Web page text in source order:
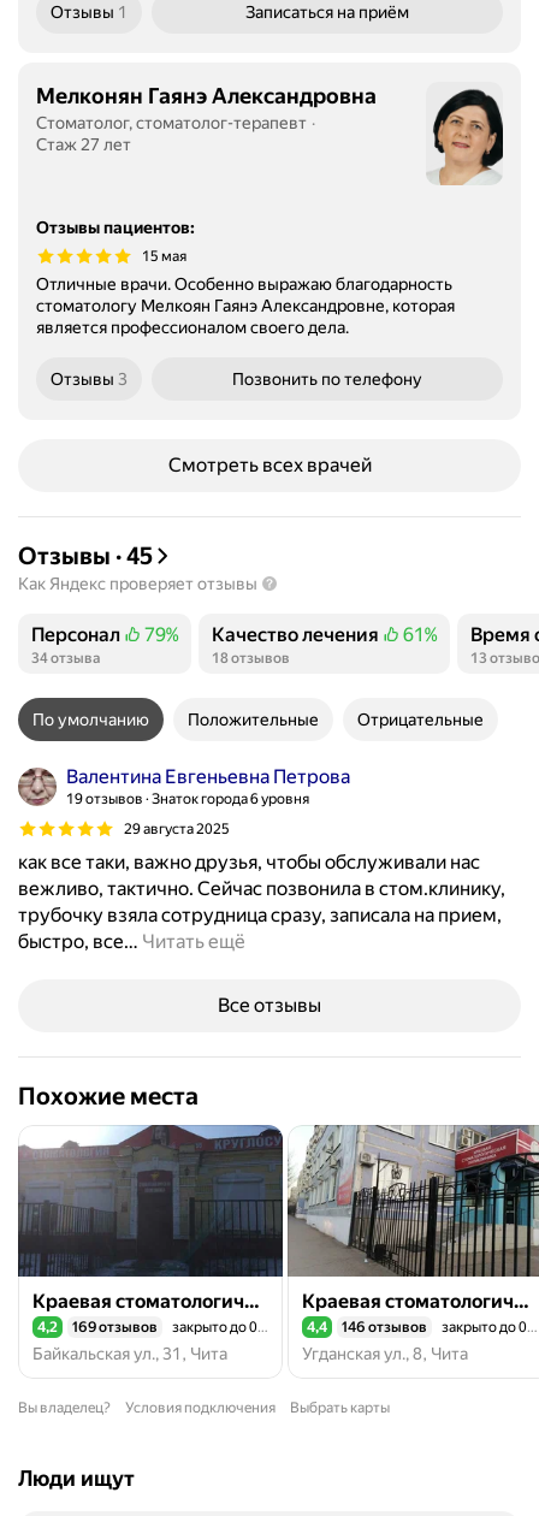
Отзывы 1 Записаться на приём
Мелконян Гаянэ Александровна
Стоматолог, стоматолог-терапевт
Стаж 27 лет
Отзывы пациентов:
15 мая
Отличные врачи. Особенно выражаю благодарность
стоматологу Мелкоян Гаянэ Александровне, которая
является профессионалом своего дела.
Отзывы 3 Позвонить по телефону
Смотреть всех врачей
Отзывы ·45
Как Яндекс проверяет отзывы
Персонал
Положительных отзывов
79%
34 отзыва
Качество лечения
Положительных отзывов
61%
18 отзывов
Время
13
По умолчанию Положительные Отрицательные
Валентина Евгеньевна Петрова
19 отзывов Знаток города 6 уровня
29 августа 2025
как все таки, важно друзья, чтобы обслуживали нас
вежливо, тактично. Сейчас позвонила в стом.клинику,
трубочку взяла сотрудница сразу, записала на прием,
быстро, все… Читать ещё
Все отзывы
Похожие места
Краевая стоматологическая поликлиника
Рейтинг 4,2 из 5
4,2 169 отзывов закрыто до 09:00
Байкальская ул., 31, Чита
Краевая стоматологическая поликлиника
Рейтинг 4,4 из 5
4,4 146 отзывов закрыто до 09:00
Угданская ул., 8, Чита
Вы владелец? Условия подключения Выбрать карты
Люди ищут